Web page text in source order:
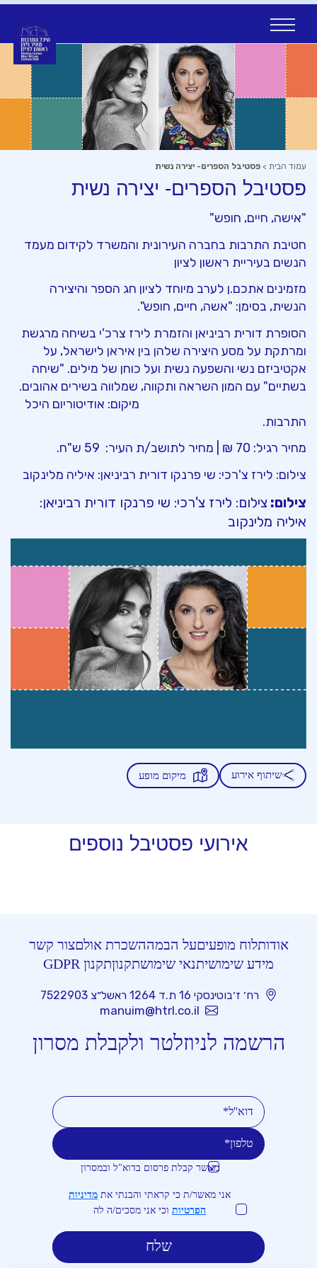
content
עמוד הבית > פסטיבל הספרים- יצירה נשית
פסטיבל הספרים- יצירה נשית
"אישה, חיים, חופש"
חטיבת התרבות בחברה העירונית והמשרד לקידום מעמד
הנשים בעיריית ראשון לציון
מזמינים אתכם.ן לערב מיוחד לציון חג הספר והיצירה
הנשית, בסימן: "אשה, חיים, חופש".
הסופרת דורית רביניאן והזמרת לירז צרכ'י בשיחה מרגשת
ומרתקת על מסע היצירה שלהן בין איראן לישראל, על
אקטיביזם נשי והשפעה נשית ועל כוחן של מילים. "שיחה
בשתיים" עם המון השראה ותקווה, שמלווה בשירים אהובים.
מיקום: אודיטוריום היכל
התרבות.
מחיר רגיל: 70 ₪ | מחיר
לתושב/ת העיר: 59 ש"ח.
צילום: לירז צ'רכי: שי פרנקו דורית רביניאן: איליה מלינקוב
צילום: צילום: לירז צ'רכי: שי פרנקו דורית רביניאן:
איליה מלינקוב
שיתוף אירוע מיקום מופע
אירועי פסטיבל נוספים
אודותלוח מופעיםעל הבמההשכרת אולםצור קשר
מידע שימושיתנאי שימושתקנוןתקנון GDPR
רח׳ ז׳בוטינסקי 16 ת.ד 1264 ראשל״צ 7522903
manuim@htrl.co.il
הרשמה לניוזלטר ולקבלת מסרון
מאשר קבלת פרסום בדוא"ל ובמסרון
אני מאשר/ת כי קראתי והבנתי את מדיניות
הפרטיות וכי אני מסכים/ה לה